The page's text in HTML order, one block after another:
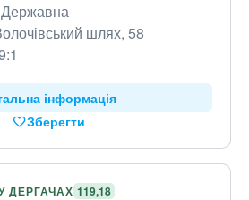
Державна
шлях, 58
інформація
Зберегти
ДЕРГАЧАХ 119,18